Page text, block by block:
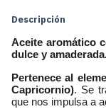
Descripción
Aceite aromático
dulce y
Pertenece al
Capricornio). Se
que nos impulsa a